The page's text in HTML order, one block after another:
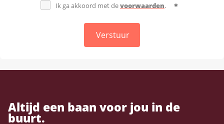
Ik ga akkoord met devoorwaarden.
Verstuur
Altijd een baan voor jou in de
buurt.